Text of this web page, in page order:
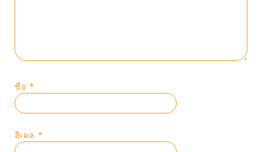
ชื่อ *
อีเมล *